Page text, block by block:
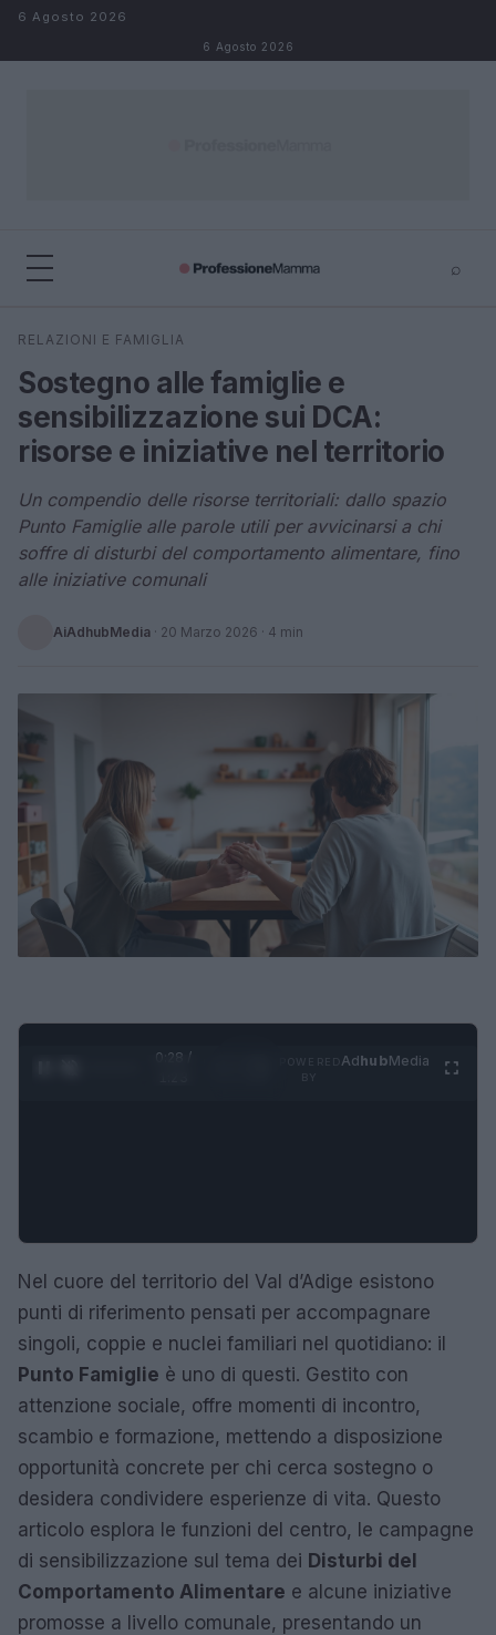
Salta al contenuto
6 Agosto 2026
6 Agosto 2026
⌕
Cerca
RELAZIONI E FAMIGLIA
Sostegno alle famiglie e
sensibilizzazione sui DCA:
risorse e iniziative nel territorio
Un compendio delle risorse territoriali: dallo spazio
Punto Famiglie alle parole utili per avvicinarsi a chi
soffre di disturbi del comportamento alimentare, fino
alle iniziative comunali
AiAdhubMedia · 20 Marzo 2026 · 4 min
0:29 /
AdhubMedia
Nel cuore del territorio del Val d’Adige esistono
punti di riferimento pensati per accompagnare
singoli, coppie e nuclei familiari nel quotidiano: il
Punto Famiglie è uno di questi. Gestito con
attenzione sociale, offre momenti di incontro,
scambio e formazione, mettendo a disposizione
opportunità concrete per chi cerca sostegno o
desidera condividere esperienze di vita. Questo
articolo esplora le funzioni del centro, le campagne
di sensibilizzazione sul tema dei Disturbi del
Comportamento Alimentare e alcune iniziative
promosse a livello comunale, presentando un